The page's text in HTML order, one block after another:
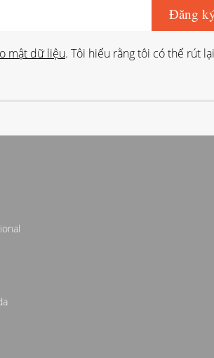
mật dữ liệu. Tôi hiểu rằng tôi có thể rút